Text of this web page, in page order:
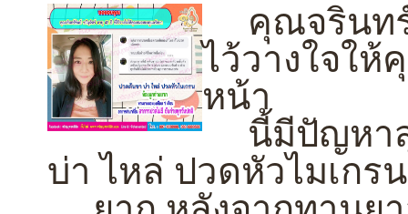
คุณจรินทร์ทิ
ไว้วางใจใ
หน้า
นี้มีปัญหาสุ
บ่า ไหล่ ปวดหัวไมเกร